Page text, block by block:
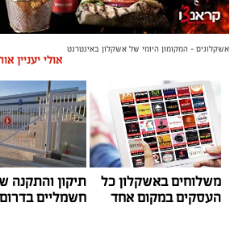
אשקלונים - המקומון היומי של אשקלון באינטרנט
אולי יעניין
משלוחים באשקלון כל
העסקים במקום אחד
תיקון והתקנה
חשמליים בדרום